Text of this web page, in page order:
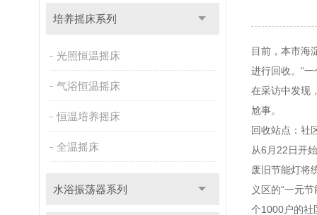
培养摇床系列
光照恒温摇床
气浴恒温摇床
恒温培养摇床
全温摇床
水浴振荡器系列
目前，本市海
进行回收。“
在采访中发现
尬事。
回收站点：社
从6月22日开
废旧节能灯将
义区的“一元
个1000户的社